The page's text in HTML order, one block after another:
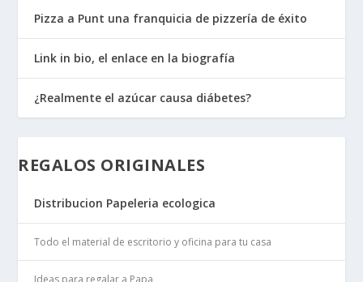
Pizza a Punt una franquicia de pizzería de éxito
Link in bio, el enlace en la biografía
¿Realmente el azúcar causa diábetes?
REGALOS ORIGINALES
Distribucion Papeleria ecologica
Todo el material de escritorio y oficina para tu casa